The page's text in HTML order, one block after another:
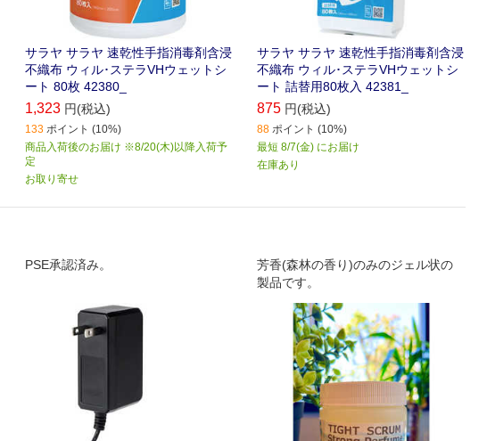
サラヤ サラヤ 速乾性手指消毒剤含浸
不織布 ウィル･ステラVHウェットシ
ート 80枚 42380_
1,323 円(税込)
133 ポイント (10%)
商品入荷後のお届け ※8/20(木)以降入荷予
定
お取り寄せ
サラヤ サラヤ 速乾性手指消毒剤含浸
不織布 ウィル･ステラVHウェットシ
ート 詰替用80枚入 42381_
875 円(税込)
88 ポイント (10%)
最短 8/7(金) にお届け
在庫あり
PSE承認済み。
芳香(森林の香り)のみのジェル状の
製品です。